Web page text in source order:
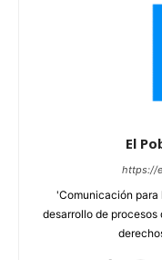
El
https://
'Comunicación para
desarrollo de